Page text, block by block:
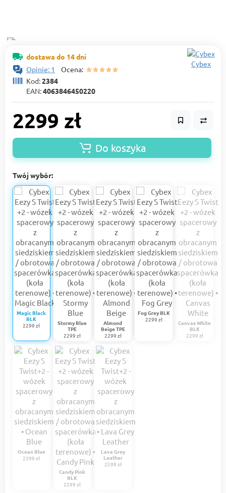
dostawa do 14 dni
Opinie: 1
Ocena:
Kod:2384
EAN:4063846450220
Cybex
2299 zł
Do koszyka
Twój wybór:
Magic Black
BLK
2299 zł
Stormy Blue
TPE
2299 zł
Canvas White
BLK
2299 zł
Almond
Beige TPE
2299 zł
Fog Grey BLK
2299 zł
Ocean Blue
2299 zł
Candy Pink
BLK
2299 zł
Lava Grey
Leather
2299 zł